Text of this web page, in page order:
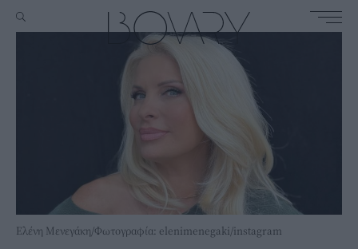
Ελένη Μενεγάκη/Φωτογραφία: elenimenegaki/instagram